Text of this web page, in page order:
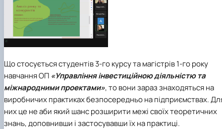
Що стосується студентів 3-го курсу та магістрів 1-го року
навчання ОП «Управління інвестиційною діяльністю та
міжнародними проектами», то вони зараз знаходяться на
виробничих практиках безпосередньо на підприємствах.
них це не аби який шанс розширити межі своїх теоретичних
знань, доповнивши і застосувавши їх на практиці.